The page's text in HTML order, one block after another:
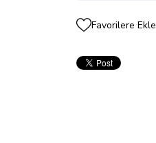
Favorilere Ekle